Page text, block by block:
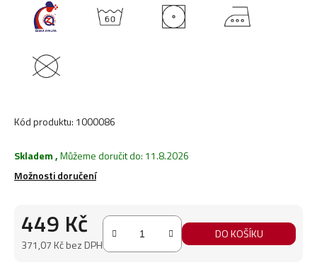
Kód produktu: 1000086
Skladem,Můžeme doručit do: 11.8.2026
Možnosti doručení
449 Kč
371,07 Kč bez DPH
DO KOŠÍKU